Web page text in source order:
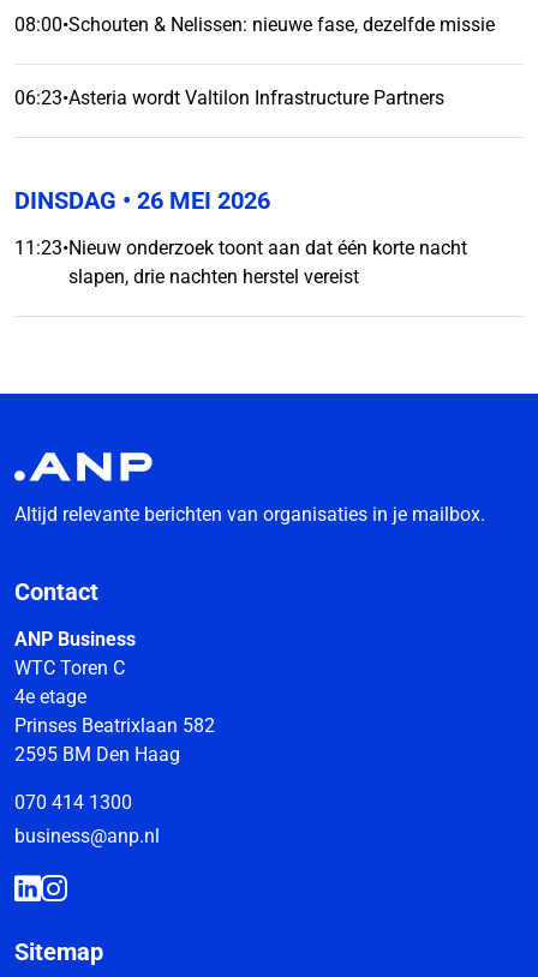
08:00•Schouten & Nelissen: nieuwe fase, dezelfde missie
06:23•Asteria wordt Valtilon Infrastructure Partners
DINSDAG • 26 MEI 2026
11:23•Nieuw onderzoek toont aan dat één korte nacht
slapen, drie nachten herstel vereist
Altijd relevante berichten van organisaties in je mailbox.
Contact
ANP Business
WTC Toren C
4e etage
Prinses Beatrixlaan 582
2595 BM Den Haag
070 414 1300
business@anp.nl
Sitemap